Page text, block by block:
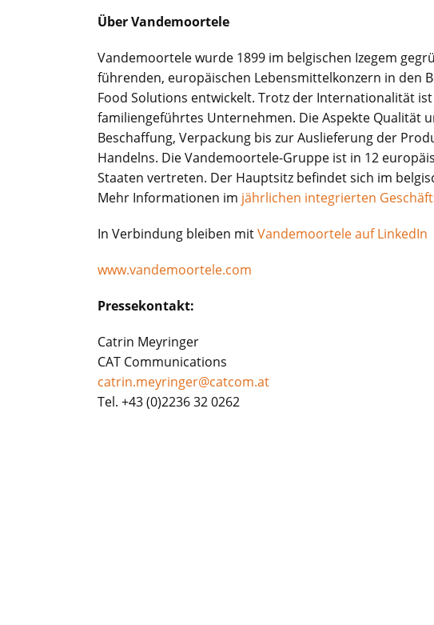
Über Vandemoortele
Vandemoortele wurde 1899 im belgischen Izegem
führenden, europäischen Lebensmittelkonzern in den
Food Solutions entwickelt. Trotz der Internationalität
familiengeführtes Unternehmen. Die Aspekte Qualität
Beschaffung, Verpackung bis zur Auslieferung der
Handelns. Die Vandemoortele-Gruppe ist in 12
Staaten vertreten. Der Hauptsitz befindet sich im
Mehr Informationen im jährlichen integrierten
In Verbindung bleiben mitVandemoortele auf LinkedIn
www.vandemoortele.com
Pressekontakt:
Catrin Meyringer
CAT Communications
catrin.meyringer@catcom.at
Tel. +43 (0)2236 32 0262